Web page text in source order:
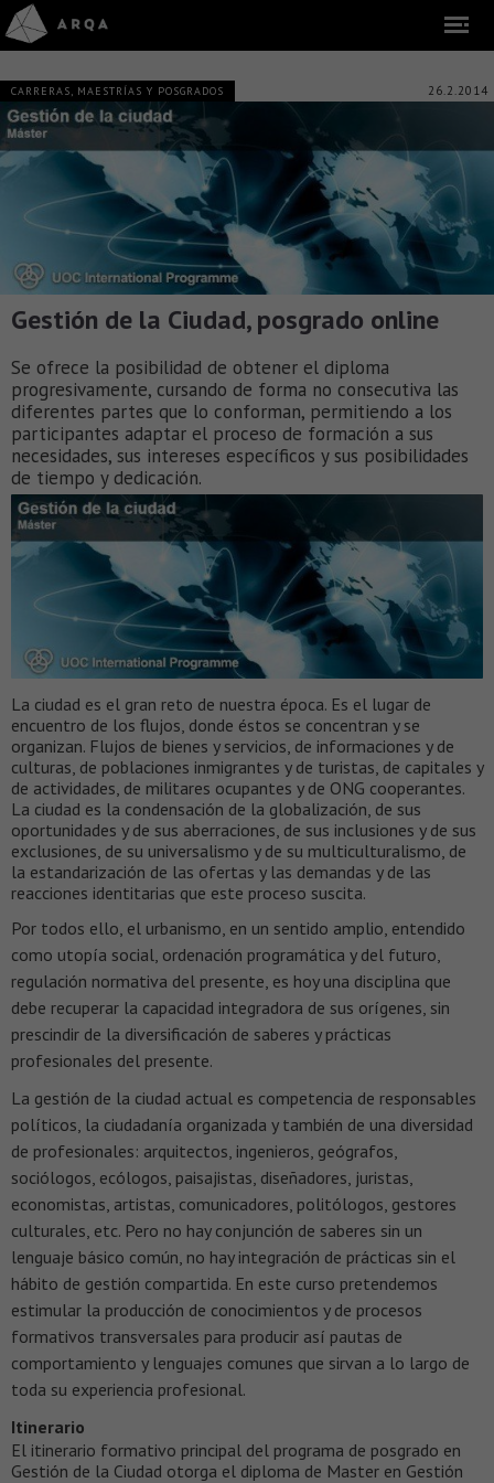
CARRERAS, MAESTRÍAS Y POSGRADOS 26.2.2014
Gestión de la Ciudad, posgrado online
Se ofrece la posibilidad de obtener el diploma
progresivamente, cursando de forma no consecutiva las
diferentes partes que lo conforman, permitiendo a los
participantes adaptar el proceso de formación a sus
necesidades, sus intereses específicos y sus posibilidades
de tiempo y dedicación.
La ciudad es el gran reto de nuestra época. Es el lugar de
encuentro de los flujos, donde éstos se concentran y se
organizan. Flujos de bienes y servicios, de informaciones y de
culturas, de poblaciones inmigrantes y de turistas, de capitales y
de actividades, de militares ocupantes y de ONG cooperantes.
La ciudad es la condensación de la globalización, de sus
oportunidades y de sus aberraciones, de sus inclusiones y de sus
exclusiones, de su universalismo y de su multiculturalismo, de
la estandarización de las ofertas y las demandas y de las
reacciones identitarias que este proceso suscita.
Por todos ello, el urbanismo, en un sentido amplio, entendido
como utopía social, ordenación programática y del futuro,
regulación normativa del presente, es hoy una disciplina que
debe recuperar la capacidad integradora de sus orígenes, sin
prescindir de la diversificación de saberes y prácticas
profesionales del presente.
La gestión de la ciudad actual es competencia de responsables
políticos, la ciudadanía organizada y también de una diversidad
de profesionales: arquitectos, ingenieros, geógrafos,
sociólogos, ecólogos, paisajistas, diseñadores, juristas,
economistas, artistas, comunicadores, politólogos, gestores
culturales, etc. Pero no hay conjunción de saberes sin un
lenguaje básico común, no hay integración de prácticas sin el
hábito de gestión compartida. En este curso pretendemos
estimular la producción de conocimientos y de procesos
formativos transversales para producir así pautas de
comportamiento y lenguajes comunes que sirvan a lo largo de
toda su experiencia profesional.
Itinerario
El itinerario formativo principal del programa de posgrado en
Gestión de la Ciudad otorga el diploma de Master en Gestión